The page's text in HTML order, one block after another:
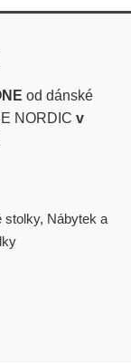
od dánské
NORDIC v
stolky, Nábytek a